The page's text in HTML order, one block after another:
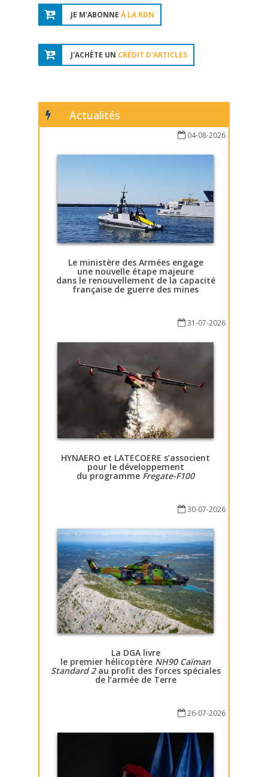
JE M'ABONNE À LA RDN
J'ACHÈTE UN CRÉDIT D'ARTICLES
Actualités
04-08-2026
Le ministère des Armées engage
une nouvelle étape majeure
dans le renouvellement de la capacité
française de guerre des mines
31-07-2026
HYNAERO et LATECOERE s’associent
pour le développement
du programme Fregate-F100
30-07-2026
La DGA livre
le premier hélicoptère NH90 Caïman
Standard 2au profit des forces spéciales
de l’armée de Terre
26-07-2026